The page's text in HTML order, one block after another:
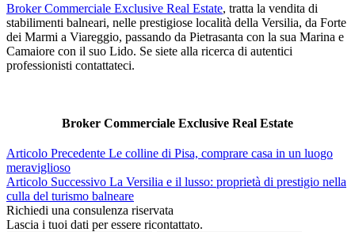
Broker Commerciale Exclusive Real Estate, tratta la vendita di
stabilimenti balneari, nelle prestigiose località della Versilia, da Forte
dei Marmi a Viareggio, passando da Pietrasanta con la sua Marina e
Camaiore con il suo Lido. Se siete alla ricerca di autentici
professionisti contattateci.
Broker Commerciale Exclusive Real Estate
Articolo Precedente Le colline di Pisa, comprare casa in un luogo
meraviglioso
Articolo Successivo La Versilia e il lusso: proprietà di prestigio nella
culla del turismo balneare
Richiedi una consulenza riservata
Lascia i tuoi dati per essere ricontattato.